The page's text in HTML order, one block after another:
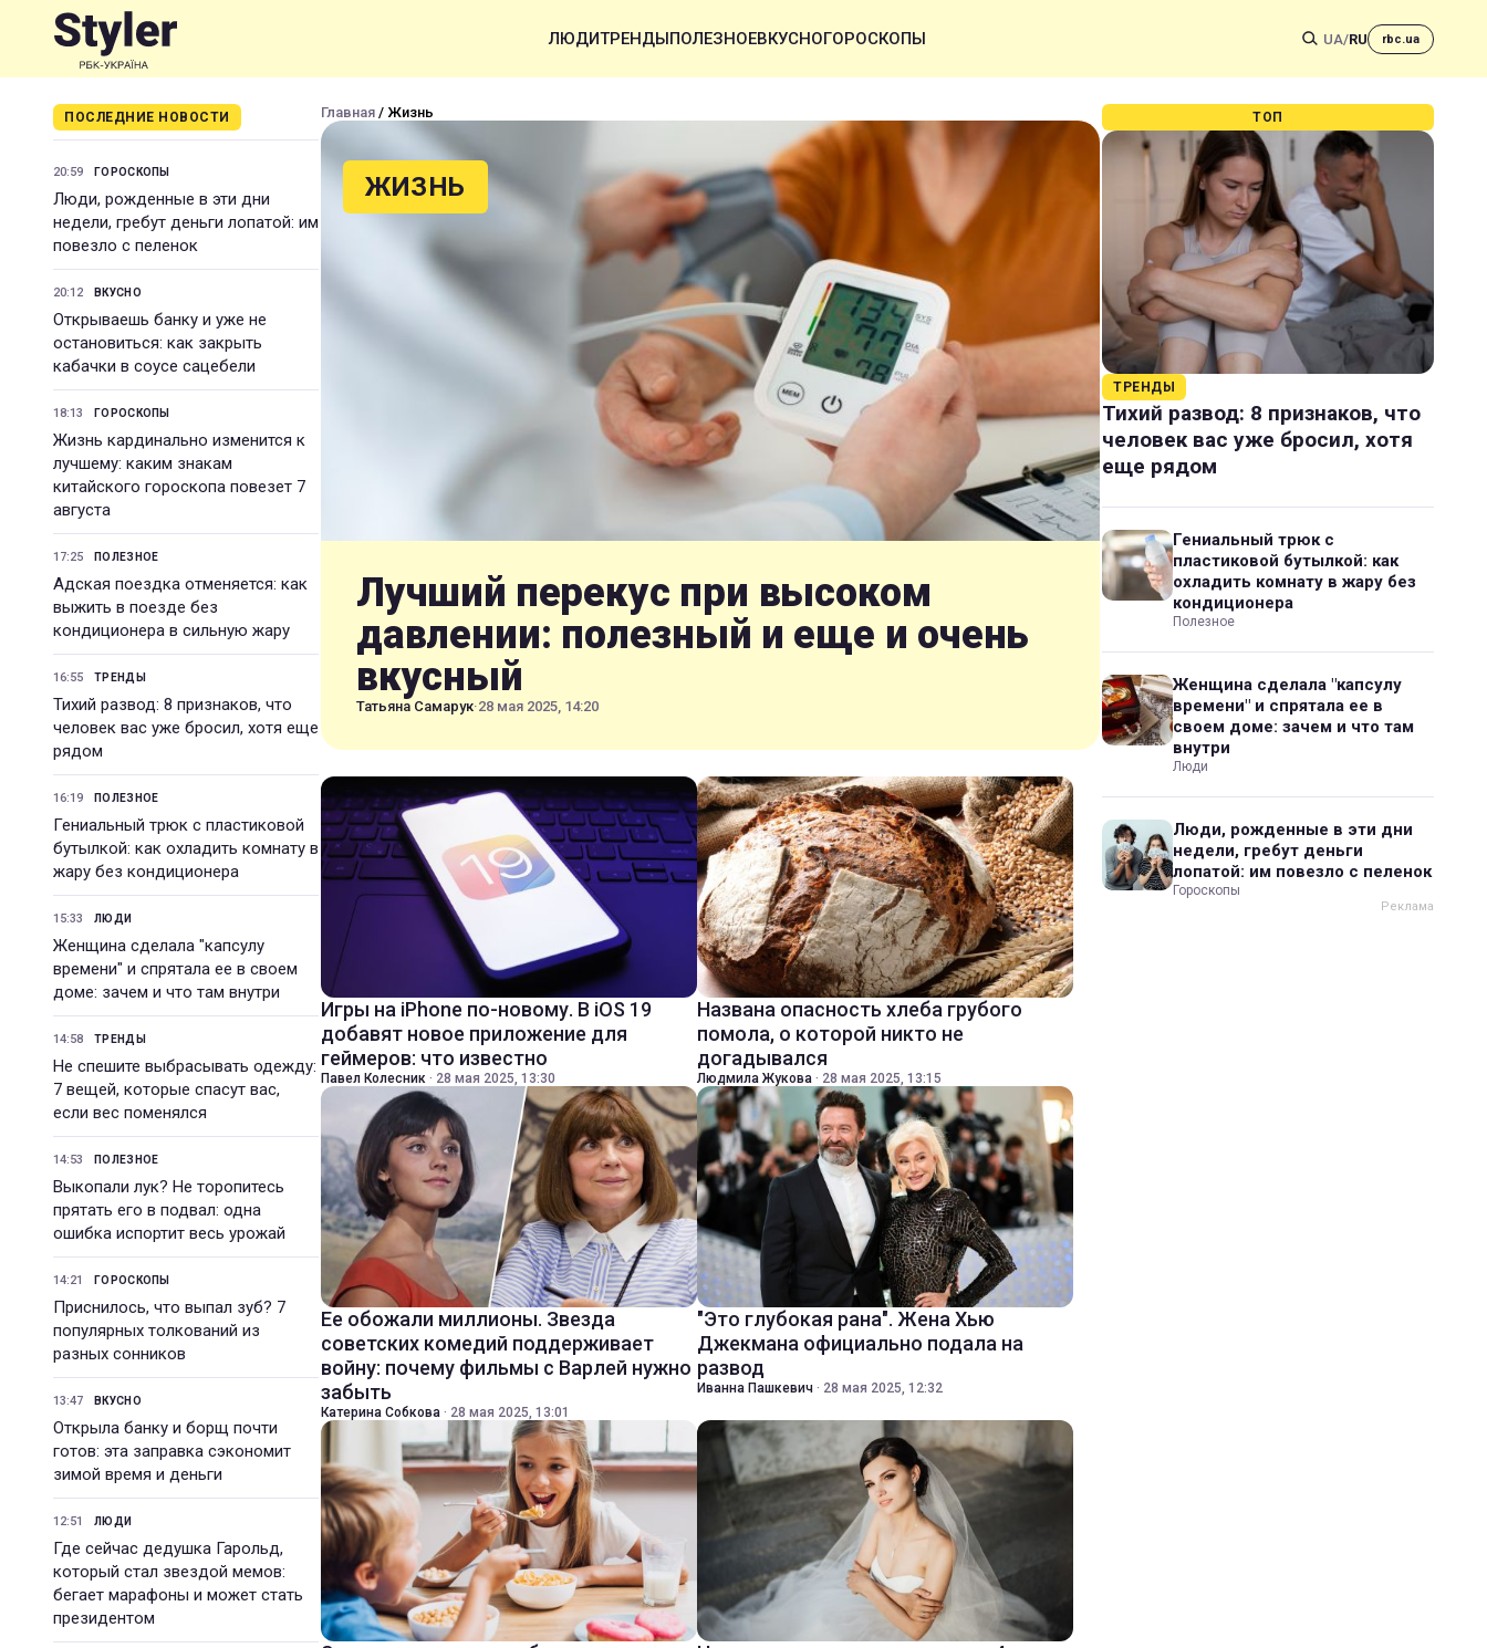
ЛЮДИТРЕНДЫПОЛЕЗНОЕВКУСНОГОРОСКОПЫ UA/RU rbc.ua
ПОСЛЕДНИЕ НОВОСТИ
20:59 ГОРОСКОПЫ
Люди, рожденные в эти дни
недели, гребут деньги лопатой: им
повезло с пеленок
20:12 ВКУСНО
Открываешь банку и уже не
остановиться: как закрыть
кабачки в соусе сацебели
18:13 ГОРОСКОПЫ
Жизнь кардинально изменится к
лучшему: каким знакам
китайского гороскопа повезет 7
августа
17:25 ПОЛЕЗНОЕ
Адская поездка отменяется: как
выжить в поезде без
кондиционера в сильную жару
16:55 ТРЕНДЫ
Тихий развод: 8 признаков, что
человек вас уже бросил, хотя еще
рядом
16:19 ПОЛЕЗНОЕ
Гениальный трюк с пластиковой
бутылкой: как охладить комнату в
жару без кондиционера
15:33 ЛЮДИ
Женщина сделала "капсулу
времени" и спрятала ее в своем
доме: зачем и что там внутри
14:58 ТРЕНДЫ
Не спешите выбрасывать одежду:
7 вещей, которые спасут вас,
если вес поменялся
14:53 ПОЛЕЗНОЕ
Выкопали лук? Не торопитесь
прятать его в подвал: одна
ошибка испортит весь урожай
14:21 ГОРОСКОПЫ
Приснилось, что выпал зуб? 7
популярных толкований из
разных сонников
13:47 ВКУСНО
Открыла банку и борщ почти
готов: эта заправка сэкономит
зимой время и деньги
12:51 ЛЮДИ
Где сейчас дедушка Гарольд,
который стал звездой мемов:
бегает марафоны и может стать
президентом
Главная / Жизнь
ЖИЗНЬ
Лучший перекус при высоком
давлении: полезный и еще и очень
вкусный
Татьяна Самарук·28 мая 2025, 14:20
Игры на iPhone по-новому. В iOS 19
добавят новое приложение для
геймеров: что известно
Павел Колесник · 28 мая 2025, 13:30
Названа опасность хлеба грубого
помола, о которой никто не
догадывался
Людмила Жукова · 28 мая 2025, 13:15
Ее обожали миллионы. Звезда
советских комедий поддерживает
войну: почему фильмы с Варлей нужно
забыть
Катерина Собкова · 28 мая 2025, 13:01
"Это глубокая рана". Жена Хью
Джекмана официально подала на
развод
Иванна Пашкевич · 28 мая 2025, 12:32
ТОП
ТРЕНДЫ
Тихий развод: 8 признаков, что
человек вас уже бросил, хотя
еще рядом
Гениальный трюк с
пластиковой бутылкой: как
охладить комнату в жару без
кондиционера
Полезное
Женщина сделала "капсулу
времени" и спрятала ее в
своем доме: зачем и что там
внутри
Люди
Люди, рожденные в эти дни
недели, гребут деньги
лопатой: им повезло с пеленок
Гороскопы